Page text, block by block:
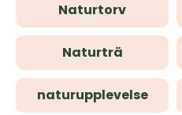
Naturtorv
Naturträ
naturupplevelse